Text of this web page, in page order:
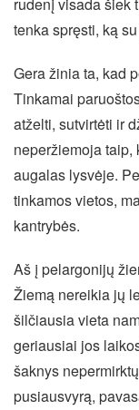
tenka spręsti, ką
Gera žinia ta, kad
Tinkamai
atželti, sutvirtėti ir
neperžiemoja
augalas lysvėje.
tinkamos vietos,
kantrybės.
Aš į pelargonijų
Žiemą nereikia jų
šilčiausia vieta
geriausiai jos
šaknys
pusiausvyrą,